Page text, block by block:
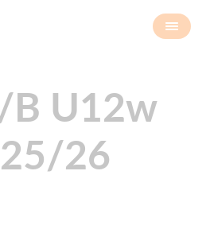
B U12w
26